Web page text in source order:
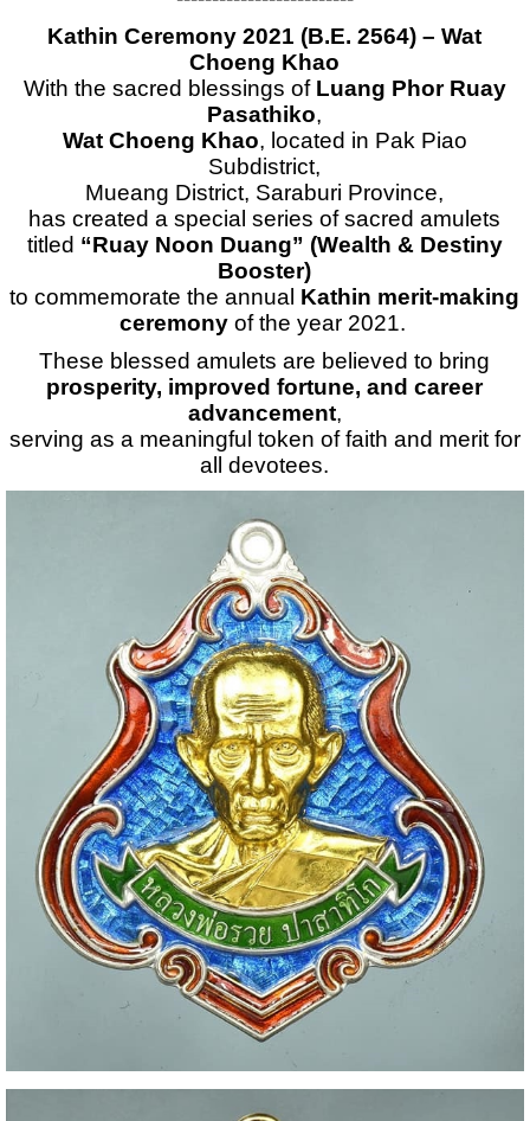
Kathin Ceremony 2021 (B.E. 2564) – Wat
Choeng Khao
With the sacred blessings of Luang Phor Ruay
Pasathiko,
Wat Choeng Khao, located in Pak Piao
Subdistrict,
Mueang District, Saraburi Province,
has created a special series of sacred amulets
titled “Ruay Noon Duang” (Wealth & Destiny
Booster)
to commemorate the annual Kathin merit-making
ceremonyof the year 2021.
These blessed amulets are believed to bring
prosperity, improved fortune, and career
advancement,
serving as a meaningful token of faith and merit for
all devotees.